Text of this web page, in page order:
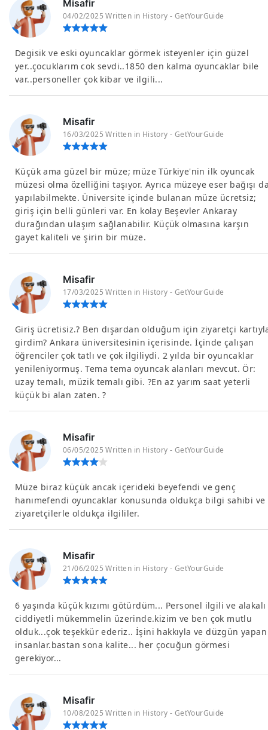
Misafir
04/02/2025 Written in History - GetYourGuide
Degisik ve eski oyuncaklar görmek isteyenler için güzel
yer..çocuklarım cok sevdi..1850 den kalma oyuncaklar bile
var..personeller çok kibar ve ilgili...
Misafir
16/03/2025 Written in History - GetYourGuide
Küçük ama güzel bir müze; müze Türkiye'nin ilk oyuncak
müzesi olma özelliğini taşıyor. Ayrıca müzeye eser bağışı
yapılabilmekte. Üniversite içinde bulanan müze ücretsiz;
giriş için belli günleri var. En kolay Beşevler Ankaray
durağından ulaşım sağlanabilir. Küçük olmasına karşın
gayet kaliteli ve şirin bir müze.
Misafir
17/03/2025 Written in History - GetYourGuide
Giriş ücretisiz.? Ben dışardan olduğum için ziyaretçi
girdim? Ankara üniversitesinin içerisinde. İçinde çalışan
öğrenciler çok tatlı ve çok ilgiliydi. 2 yılda bir oyuncaklar
yenileniyormuş. Tema tema oyuncak alanları mevcut. Ör:
uzay temalı, müzik temalı gibi. ?En az yarım saat yeterli
küçük bi alan zaten. ?
Misafir
06/05/2025 Written in History - GetYourGuide
Müze biraz küçük ancak içerideki beyefendi ve genç
hanımefendi oyuncaklar konusunda oldukça bilgi sahibi ve
ziyaretçilerle oldukça ilgililer.
Misafir
21/06/2025 Written in History - GetYourGuide
6 yaşında küçük kızımı götürdüm... Personel ilgili ve alakalı
ciddiyetli mükemmelin üzerinde.kizim ve ben çok mutlu
olduk...çok teşekkür ederiz.. İşini hakkıyla ve düzgün yapan
insanlar.bastan sona kalite... her çocuğun görmesi
gerekiyor...
Misafir
10/08/2025 Written in History - GetYourGuide